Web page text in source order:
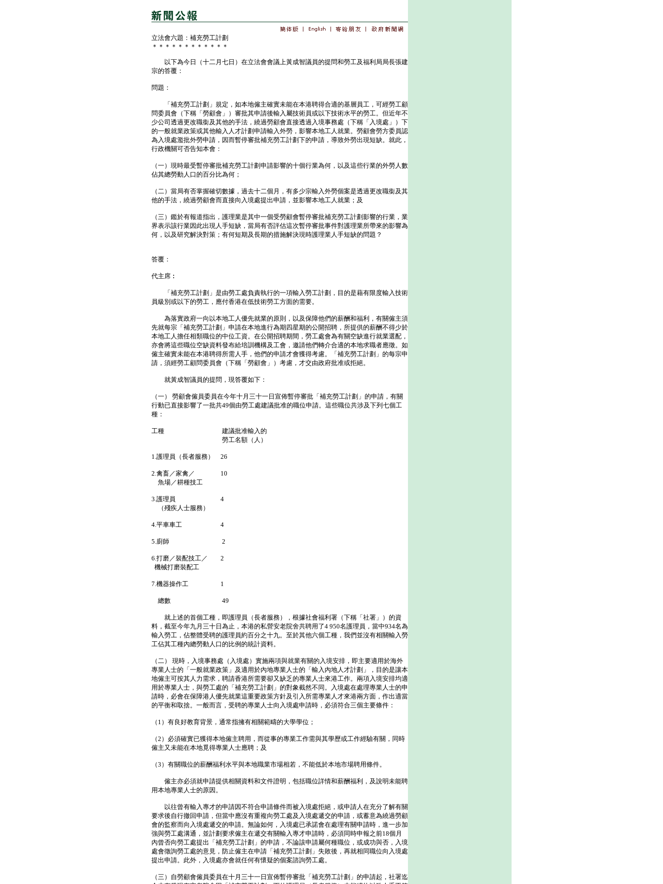
立法會六題：補充勞工計劃
＊＊＊＊＊＊＊＊＊＊＊＊
以下為今日（十二月七日）在立法會會議上黃成智議員的提問和勞工及福利局局長張建
宗的答覆：
問題：
「補充勞工計劃」規定，如本地僱主確實未能在本港聘得合適的基層員工，可經勞工顧
問委員會（下稱「勞顧會」）審批其申請後輸入屬技術員或以下技術水平的勞工。但近年不
少公司透過更改職銜及其他的手法，繞過勞顧會直接透過入境事務處（下稱「入境處」）下
的一般就業政策或其他輸入人才計劃申請輸入外勞，影響本地工人就業。勞顧會勞方委員認
為入境處濫批外勞申請，因而暫停審批補充勞工計劃下的申請，導致外勞出現短缺。就此，
行政機關可否告知本會：
（一）現時最受暫停審批補充勞工計劃申請影響的十個行業為何，以及這些行業的外勞人數
佔其總勞動人口的百分比為何；
（二）當局有否掌握確切數據，過去十二個月，有多少宗輸入外勞個案是透過更改職銜及其
他的手法，繞過勞顧會而直接向入境處提出申請，並影響本地工人就業；及
（三）鑑於有報道指出，護理業是其中一個受勞顧會暫停審批補充勞工計劃影響的行業，業
界表示該行業因此出現人手短缺，當局有否評估這次暫停審批事件對護理業所帶來的影響為
何，以及研究解決對策；有何短期及長期的措施解決現時護理業人手短缺的問題？
答覆：
代主席︰
「補充勞工計劃」是由勞工處負責執行的一項輸入勞工計劃，目的是藉有限度輸入技術
員級別或以下的勞工，應付香港在低技術勞工方面的需要。
為落實政府一向以本地工人優先就業的原則，以及保障他們的薪酬和福利，有關僱主須
先就每宗「補充勞工計劃」申請在本地進行為期四星期的公開招聘，所提供的薪酬不得少於
本地工人擔任相類職位的中位工資。在公開招聘期間，勞工處會為有關空缺進行就業選配，
亦會將這些職位空缺資料發布給培訓機構及工會，邀請他們轉介合適的本地求職者應徵。如
僱主確實未能在本港聘得所需人手，他們的申請才會獲得考慮。「補充勞工計劃」的每宗申
請，須經勞工顧問委員會（下稱「勞顧會」）考慮，才交由政府批准或拒絕。
就黃成智議員的提問，現答覆如下：
（一） 勞顧會僱員委員在今年十月三十一日宣佈暫停審批「補充勞工計劃」的申請，有關
行動已直接影響了一批共49個由勞工處建議批准的職位申請。這些職位共涉及下列七個工
種：
工種 建議批准輸入的
勞工名額（人）
1.護理員（長者服務） 26
2.禽畜／家禽／ 10
魚場／耕種技工
3.護理員 4
（殘疾人士服務）
4.平車車工 4
5.廚師 2
6.打磨／裝配技工／ 2
機械打磨裝配工
7.機器操作工 1
總數 49
就上述的首個工種，即護理員（長者服務），根據社會福利署（下稱「社署」）的資
料，截至今年九月三十日為止，本港的私營安老院舍共聘用了4 950名護理員，當中934名為
輸入勞工，佔整體受聘的護理員約百分之十九。至於其他六個工種，我們並沒有相關輸入勞
工佔其工種內總勞動人口的比例的統計資料。
（二） 現時，入境事務處（入境處）實施兩項與就業有關的入境安排，即主要適用於海外
專業人士的「一般就業政策」及適用於內地專業人士的「輸入內地人才計劃」，目的是讓本
地僱主可按其人力需求，聘請香港所需要卻又缺乏的專業人士來港工作。兩項入境安排均適
用於專業人士，與勞工處的「補充勞工計劃」的對象截然不同。入境處在處理專業人士的申
請時，必會在保障港人優先就業這重要政策方針及引入所需專業人才來港兩方面，作出適當
的平衡和取捨。一般而言，受聘的專業人士向入境處申請時，必須符合三個主要條件：
（1）有良好教育背景，通常指擁有相關範疇的大學學位；
（2）必須確實已獲得本地僱主聘用，而從事的專業工作需與其學歷或工作經驗有關，同時
僱主又未能在本地覓得專業人士應聘；及
（3）有關職位的薪酬福利水平與本地職業市場相若，不能低於本地市場聘用條件。
僱主亦必須就申請提供相關資料和文件證明，包括職位詳情和薪酬福利，及說明未能聘
用本地專業人士的原因。
以往曾有輸入專才的申請因不符合申請條件而被入境處拒絕，或申請人在充分了解有關
要求後自行撤回申請，但當中應沒有重複向勞工處及入境處遞交的申請，或蓄意為繞過勞顧
會的監察而向入境處遞交的申請。無論如何，入境處已承諾會在處理有關申請時，進一步加
強與勞工處溝通，並計劃要求僱主在遞交有關輸入專才申請時，必須同時申報之前18個月
內曾否向勞工處提出「補充勞工計劃」的申請，不論該申請屬何種職位，或成功與否，入境
處會徵詢勞工處的意見，防止僱主在申請「補充勞工計劃」失敗後，再就相同職位向入境處
提出申請。此外，入境處亦會就任何有懷疑的個案諮詢勞工處。
（三）自勞顧會僱員委員在十月三十一日宣佈暫停審批「補充勞工計劃」的申請起，社署迄